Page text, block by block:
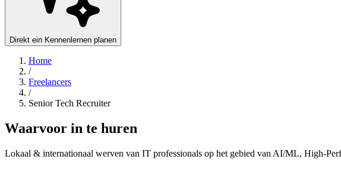
Direkt ein Kennenlernen planen
Home
/
Freelancers
/
Senior Tech Recruiter
Waarvoor in te huren
Lokaal & internationaal werven van IT professionals op het gebied van AI/ML, High-